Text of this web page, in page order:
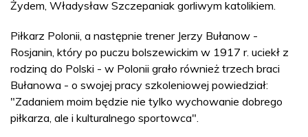
Żydem, Władysław Szczepaniak gorliwym katolikiem.
Piłkarz Polonii, a następnie trener Jerzy Bułanow -
Rosjanin, który po puczu bolszewickim w 1917 r. uciekł z
rodziną do Polski - w Polonii grało również trzech braci
Bułanowa - o swojej pracy szkoleniowej powiedział:
"Zadaniem moim będzie nie tylko wychowanie dobrego
piłkarza, ale i kulturalnego sportowca".